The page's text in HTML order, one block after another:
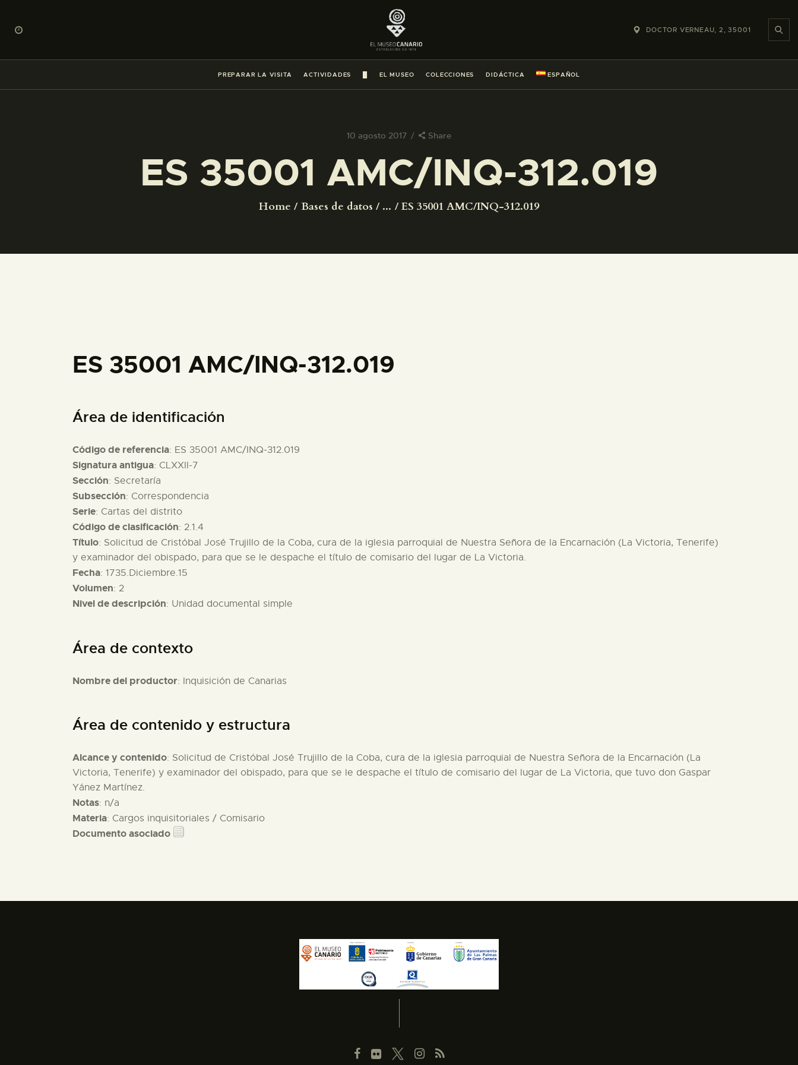
DOCTOR VERNEAU, 2, 35001
PREPARAR LA VISITA ACTIVIDADES EL MUSEO COLECCIONES DIDÁCTICA ESPAÑOL
10 agosto 2017 Share
ES 35001 AMC/INQ-312.019
Home Bases de datos ... ES 35001 AMC/INQ-312.019
PREPARAR LA VISITA
ACTIVIDADES
█
COLECCIONES
DIDÁCTICA
█
ES 35001 AMC/INQ-312.019
Área de identificación
Código de referencia: ES 35001 AMC/INQ-312.019
Signatura antigua: CLXXII-7
Sección: Secretaría
Subsección: Correspondencia
Serie: Cartas del distrito
Código de clasificación: 2.1.4
Título: Solicitud de Cristóbal José Trujillo de la Coba, cura de la iglesia parroquial de Nuestra Señora de la Encarnación (La Victoria, Tenerife)
y examinador del obispado, para que se le despache el título de comisario del lugar de La Victoria.
Fecha: 1735.Diciembre.15
Volumen: 2
Nivel de descripción: Unidad documental simple
Área de contexto
Nombre del productor: Inquisición de Canarias
Área de contenido y estructura
Alcance y contenido: Solicitud de Cristóbal José Trujillo de la Coba, cura de la iglesia parroquial de Nuestra Señora de la Encarnación (La
Victoria, Tenerife) y examinador del obispado, para que se le despache el título de comisario del lugar de La Victoria, que tuvo don Gaspar
Yánez Martínez.
Notas: n/a
Materia: Cargos inquisitoriales / Comisario
Documento asociado